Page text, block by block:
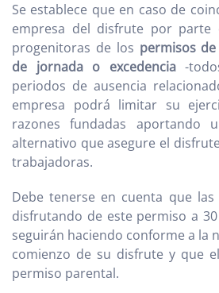
Se establece que en caso de
empresa del disfrute por parte
progenitoras de los permisos
de jornada o excedencia-
periodos de ausencia
empresa podrá limitar su
razones fundadas aportando
alternativo que asegure el
trabajadoras.
Debe tenerse en cuenta que
disfrutando de este permiso a
seguirán haciendo conforme a la
comienzo de su disfrute y que
permiso parental.